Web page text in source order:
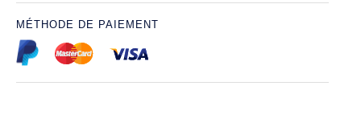
MÉTHODE DE PAIEMENT